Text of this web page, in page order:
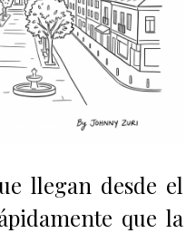
llegan desde el
que la